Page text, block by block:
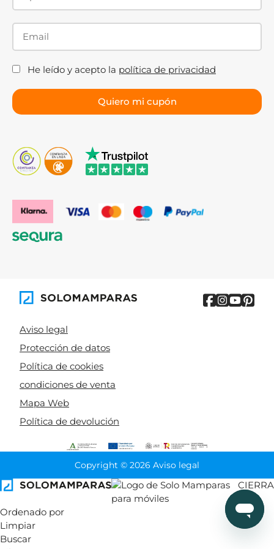
He leído y acepto la política de privacidad
Aviso legal
Protección de datos
Política de cookies
condiciones de venta
Mapa Web
Política de devolución
Copyright © 2026 Aviso legal
CIERRA
Ordenado por
Limpiar
Buscar